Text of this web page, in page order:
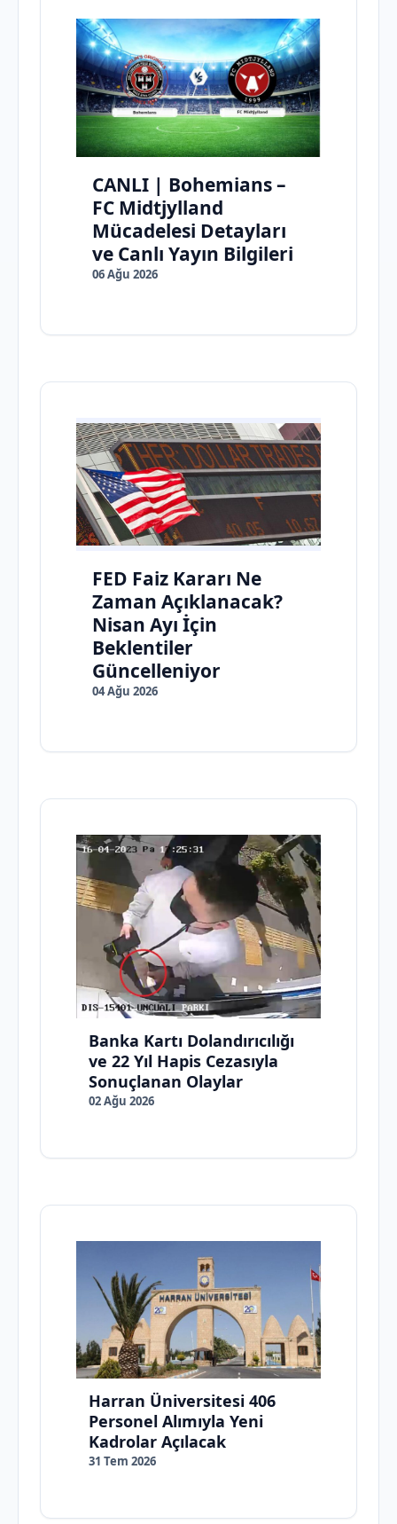
CANLI | Bohemians –
FC Midtjylland
Mücadelesi Detayları
ve Canlı Yayın Bilgileri
06 Ağu 2026
FED Faiz Kararı Ne
Zaman Açıklanacak?
Nisan Ayı İçin
Beklentiler
Güncelleniyor
04 Ağu 2026
Banka Kartı Dolandırıcılığı
ve 22 Yıl Hapis Cezasıyla
Sonuçlanan Olaylar
02 Ağu 2026
Harran Üniversitesi 406
Personel Alımıyla Yeni
Kadrolar Açılacak
31 Tem 2026